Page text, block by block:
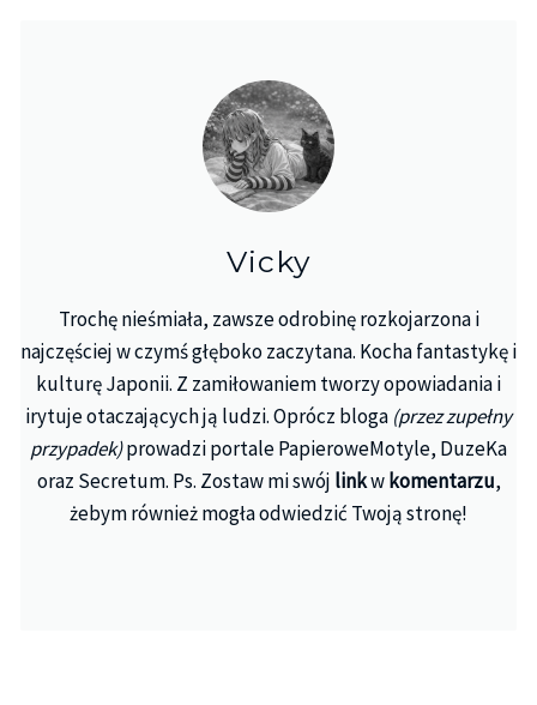
Vicky
Trochę nieśmiała, zawsze odrobinę rozkojarzona i
najczęściej w czymś głęboko zaczytana. Kocha fantastykę i
kulturę Japonii. Z zamiłowaniem tworzy opowiadania i
irytuje otaczających ją ludzi. Oprócz bloga (przez zupełny
przypadek)prowadzi portale PapieroweMotyle, DuzeKa
oraz Secretum. Ps. Zostaw mi swój linkwkomentarzu,
żebym również mogła odwiedzić Twoją stronę!